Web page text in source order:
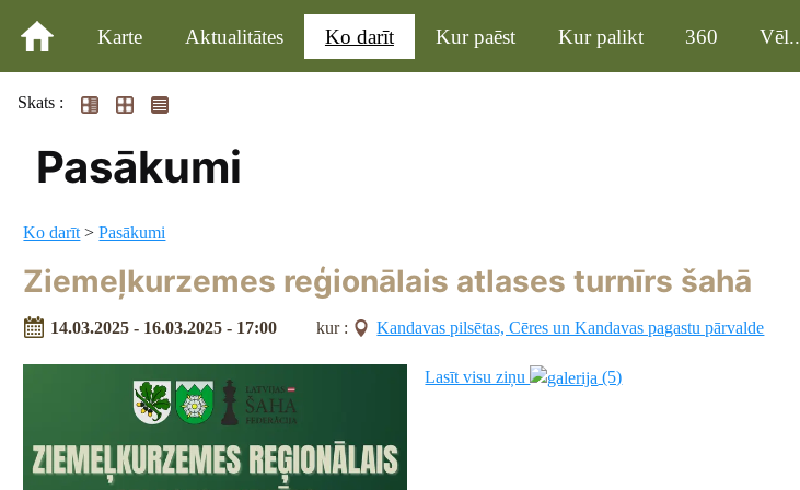
Karte Aktualitātes Ko darīt Kur paēst Kur palikt 360 Vēl..
Skats :
Pasākumi
Ko darīt >Pasākumi
Ziemeļkurzemes reģionālais atlases turnīrs šahā
14.03.2025 - 16.03.2025 - 17:00 kur : Kandavas pilsētas, Cēres un Kandavas pagastu pārvalde
Lasīt visu ziņu (5)